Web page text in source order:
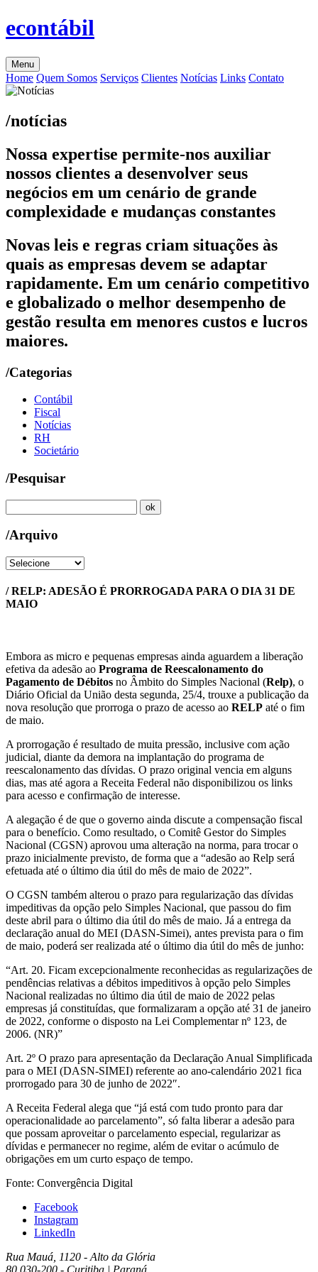
econtábil
Menu
Home Quem Somos Serviços Clientes Notícias Links Contato
/notícias
Nossa expertise permite-nos auxiliar
nossos clientes a desenvolver seus
negócios em um cenário de grande
complexidade e mudanças constantes
Novas leis e regras criam situações às
quais as empresas devem se adaptar
rapidamente. Em um cenário competitivo
e globalizado o melhor desempenho de
gestão resulta em menores custos e lucros
maiores.
/Categorias
Contábil
Fiscal
Notícias
RH
Societário
/Pesquisar
/Arquivo
/ RELP: ADESÃO É PRORROGADA PARA O DIA 31 DE
MAIO
Embora as micro e pequenas empresas ainda aguardem a liberação
efetiva da adesão ao Programa de Reescalonamento do
Pagamento de Débitos no Âmbito do Simples Nacional (Relp), o
Diário Oficial da União desta segunda, 25/4, trouxe a publicação da
nova resolução que prorroga o prazo de acesso ao RELP até o fim
de maio.
A prorrogação é resultado de muita pressão, inclusive com ação
judicial, diante da demora na implantação do programa de
reescalonamento das dívidas. O prazo original vencia em alguns
dias, mas até agora a Receita Federal não disponibilizou os links
para acesso e confirmação de interesse.
A alegação é de que o governo ainda discute a compensação fiscal
para o benefício. Como resultado, o Comitê Gestor do Simples
Nacional (CGSN) aprovou uma alteração na norma, para trocar o
prazo inicialmente previsto, de forma que a “adesão ao Relp será
efetuada até o último dia útil do mês de maio de 2022”.
O CGSN também alterou o prazo para regularização das dívidas
impeditivas da opção pelo Simples Nacional, que passou do fim
deste abril para o último dia útil do mês de maio. Já a entrega da
declaração anual do MEI (DASN-Simei), antes prevista para o fim
de maio, poderá ser realizada até o último dia útil do mês de junho:
“Art. 20. Ficam excepcionalmente reconhecidas as regularizações de
pendências relativas a débitos impeditivos à opção pelo Simples
Nacional realizadas no último dia útil de maio de 2022 pelas
empresas já constituídas, que formalizaram a opção até 31 de janeiro
de 2022, conforme o disposto na Lei Complementar nº 123, de
2006. (NR)”
Art. 2º O prazo para apresentação da Declaração Anual Simplificada
para o MEI (DASN-SIMEI) referente ao ano-calendário 2021 fica
prorrogado para 30 de junho de 2022″.
A Receita Federal alega que “já está com tudo pronto para dar
operacionalidade ao parcelamento”, só falta liberar a adesão para
que possam aproveitar o parcelamento especial, regularizar as
dívidas e permanecer no regime, além de evitar o acúmulo de
obrigações em um curto espaço de tempo.
Fonte: Convergência Digital
Facebook
Instagram
LinkedIn
Rua Mauá, 1120 - Alto da Glória
80.030-200 - Curitiba | Paraná